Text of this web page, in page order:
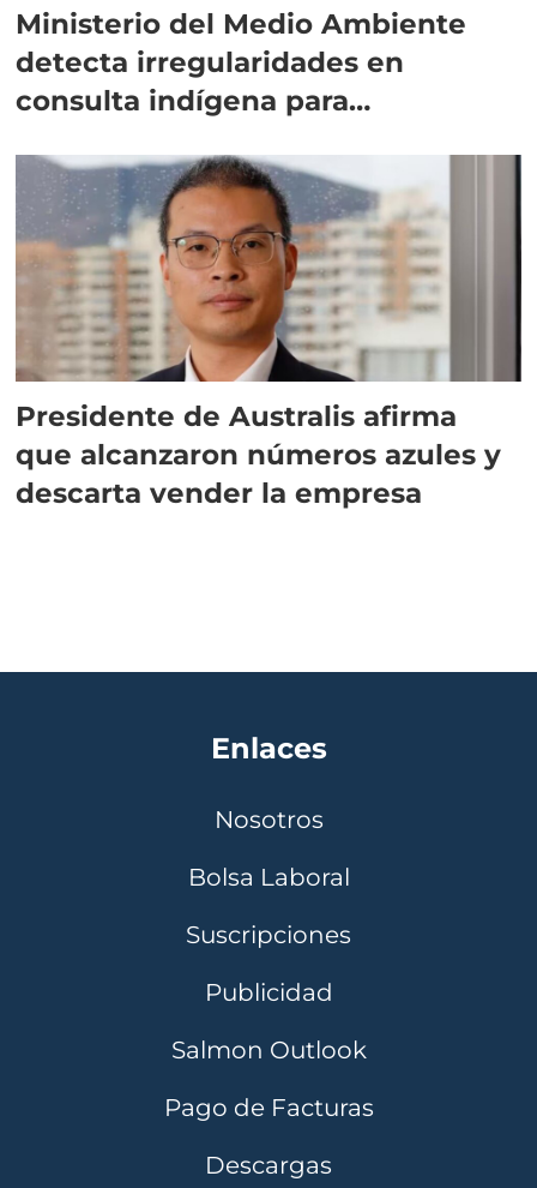
Ministerio del Medio Ambiente
detecta irregularidades en
consulta indígena para
Presidente de Australis afirma
que alcanzaron números azules y
descarta vender la empresa
Enlaces
Nosotros
Bolsa Laboral
Suscripciones
Publicidad
Salmon Outlook
Pago de Facturas
Descargas